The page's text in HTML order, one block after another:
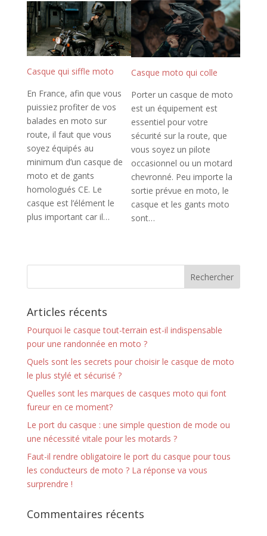
Casque qui siffle moto
En France, afin que vous
puissiez profiter de vos
balades en moto sur
route, il faut que vous
soyez équipés au
minimum d’un casque de
moto et de gants
homologués CE. Le
casque est l’élément le
plus important car il…
Casque moto qui colle
Porter un casque de moto
est un équipement est
essentiel pour votre
sécurité sur la route, que
vous soyez un pilote
occasionnel ou un motard
chevronné. Peu importe la
sortie prévue en moto, le
casque et les gants moto
sont…
Articles récents
Pourquoi le casque tout-terrain est-il indispensable
pour une randonnée en moto ?
Quels sont les secrets pour choisir le casque de moto
le plus stylé et sécurisé ?
Quelles sont les marques de casques moto qui font
fureur en ce moment?
Le port du casque : une simple question de mode ou
une nécessité vitale pour les motards ?
Faut-il rendre obligatoire le port du casque pour tous
les conducteurs de moto ? La réponse va vous
surprendre !
Commentaires récents